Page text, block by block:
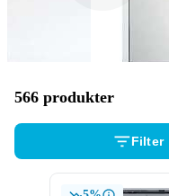
566 produkter
Filter